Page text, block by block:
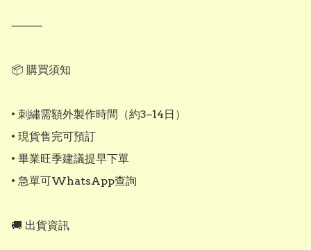
⸻
📦 購買須知
• 刺繡需額外製作時間（約3–14日）
• 現貨售完可預訂
• 畢業旺季建議提早下單
• 急單可WhatsApp查詢
🚚 出貨資訊